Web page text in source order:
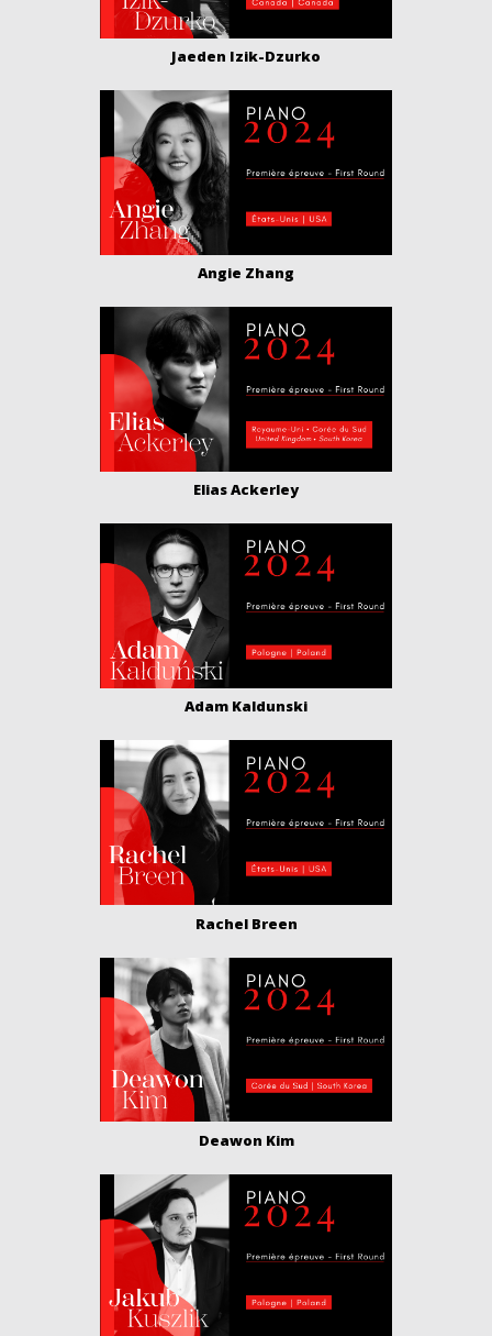
Jaeden Izik-Dzurko
Angie Zhang
Elias Ackerley
Adam Kaldunski
Rachel Breen
Deawon Kim